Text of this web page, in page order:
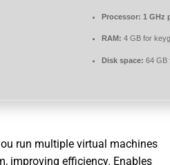
Processor: 1 GHz
RAM: 4 GB for
Disk space: 64 GB
run multiple virtual machines
improving efficiency. Enables